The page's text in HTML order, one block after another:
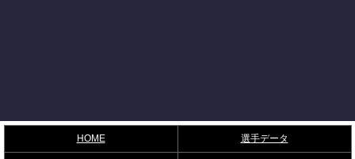
HOME 選手データ